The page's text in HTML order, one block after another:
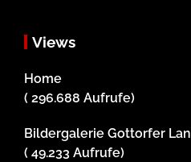
Views
Home
( 296.688 Aufrufe)
Bildergalerie Gottorfer
( 49.233 Aufrufe)